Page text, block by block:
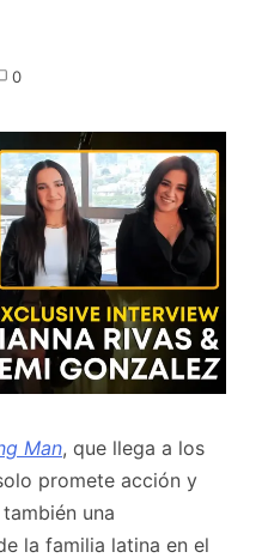
0
Man, que llega a los
promete acción y
una
la familia latina en el